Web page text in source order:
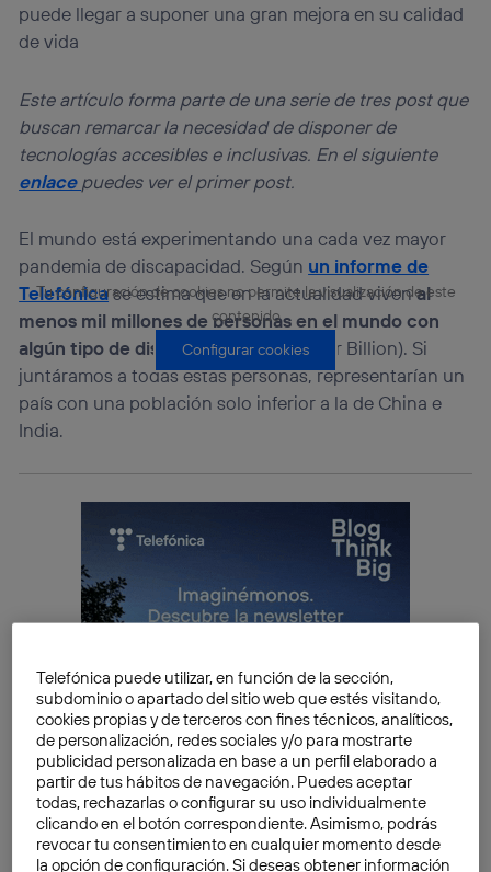
puede llegar a suponer una gran mejora en su calidad
de vida
Este artículo forma parte de una serie de tres post que
buscan remarcar la necesidad de disponer de
tecnologías accesibles e inclusivas. En el siguiente
enlacepuedes ver el primer post.
El mundo está experimentando una cada vez mayor
pandemia de discapacidad. Según un informe de
Telefónicase estima que en la actualidad vivenal
menos mil millones de personas en el mundo con
algún tipo de discapacidad(The Other Billion). Si
juntáramos a todas estas personas, representarían un
país con una población solo inferior a la de China e
India.
Tu configuración de cookies no permite la visualización de este
contenido
Configurar cookies
Telefónica puede utilizar, en función de la sección,
subdominio o apartado del sitio web que estés visitando,
cookies propias y de terceros con fines técnicos, analíticos,
de personalización, redes sociales y/o para mostrarte
publicidad personalizada en base a un perfil elaborado a
partir de tus hábitos de navegación. Puedes aceptar
todas, rechazarlas o configurar su uso individualmente
clicando en el botón correspondiente. Asimismo, podrás
revocar tu consentimiento en cualquier momento desde
la opción de configuración. Si deseas obtener información